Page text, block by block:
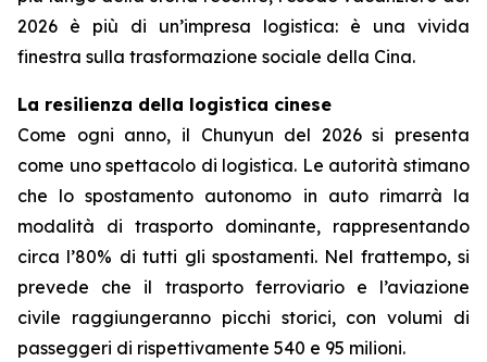
2026 è più di un’impresa logistica: è una vivida
finestra sulla trasformazione sociale della Cina.
La resilienza della logistica cinese
Come ogni anno, il Chunyun del 2026 si presenta
come uno spettacolo di logistica. Le autorità stimano
che lo spostamento autonomo in auto rimarrà la
modalità di trasporto dominante, rappresentando
circa l’80% di tutti gli spostamenti. Nel frattempo, si
prevede che il trasporto ferroviario e l’aviazione
civile raggiungeranno picchi storici, con volumi di
passeggeri di rispettivamente 540 e 95 milioni.